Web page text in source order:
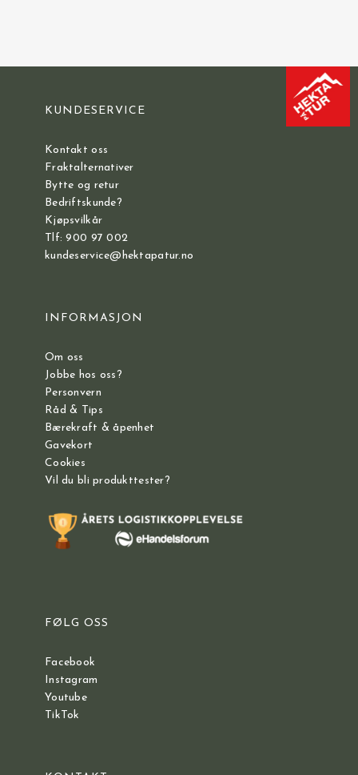
KUNDESERVICE
Kontakt oss
Fraktalternativer
Bytte og retur
Bedriftskunde?
Kjøpsvilkår
Tlf: 900 97 002
kundeservice@hektapatur.no
INFORMASJON
Om oss
Jobbe hos oss?
Personvern
Råd & Tips
Bærekraft & åpenhet
Gavekort
Cookies
Vil du bli produkttester?
FØLG OSS
Facebook
Instagram
Youtube
TikTok